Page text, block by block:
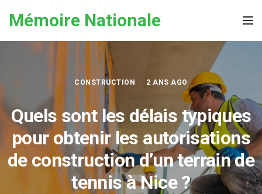
Mémoire Nationale
CONSTRUCTION 2 ANS AGO
Quels sont les délais typiques
pour obtenir les autorisations
de construction d’un terrain de
tennis à Nice ?